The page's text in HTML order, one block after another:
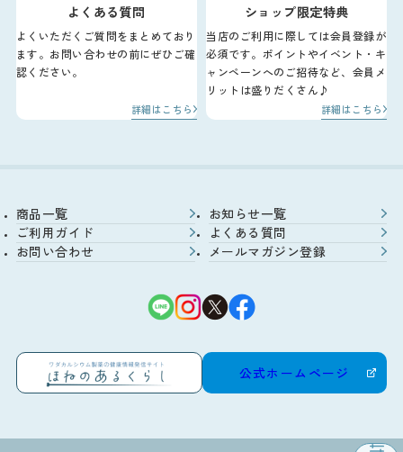
よくある質問
よくいただくご質問をまとめており
ます。お問い合わせの前にぜひご確
認ください。
詳細はこちら
ショップ限定特典
当店のご利用に際しては会員登録が
必須です。ポイントやイベント・キ
ャンペーンへのご招待など、会員メ
リットは盛りだくさん♪
詳細はこちら
商品一覧
お知らせ一覧
ご利用ガイド
よくある質問
お問い合わせ
メールマガジン登録
公式ホームページ